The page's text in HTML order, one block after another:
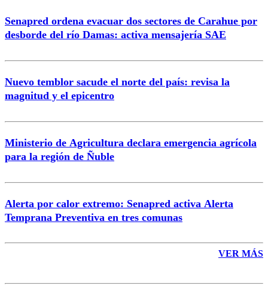
Correo
Senapred ordena evacuar dos sectores de Carahue por
desborde del río Damas: activa mensajería SAE
Nuevo temblor sacude el norte del país: revisa la
magnitud y el epicentro
Ministerio de Agricultura declara emergencia agrícola
para la región de Ñuble
Alerta por calor extremo: Senapred activa Alerta
Temprana Preventiva en tres comunas
VER MÁS